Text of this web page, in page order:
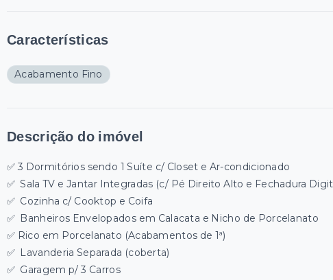
Características
Acabamento Fino
Descrição do imóvel
✅ 3 Dormitórios sendo 1 Suíte c/ Closet e Ar-condicionado
✅ Sala TV e Jantar Integradas (c/ Pé Direito Alto e Fechadura
✅ Cozinha c/ Cooktop e Coifa
✅ Banheiros Envelopados em Calacata e Nicho de Porcelanato
✅ Rico em Porcelanato (Acabamentos de 1ª)
✅ Lavanderia Separada (coberta)
✅ Garagem p/ 3 Carros